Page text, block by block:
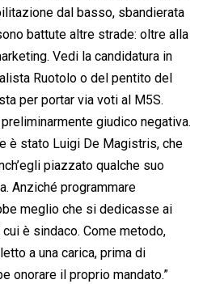
dal basso, sbandierata
battute altre strade: oltre alla
Vedi la candidatura in
Ruotolo o del pentito del
per portar via voti al M5S.
preliminarmente giudico negativa.
è stato Luigi De Magistris, che
piazzato qualche suo
Anziché programmare
meglio che si dedicasse ai
è sindaco. Come metodo,
a una carica, prima di
onorare il proprio mandato.”